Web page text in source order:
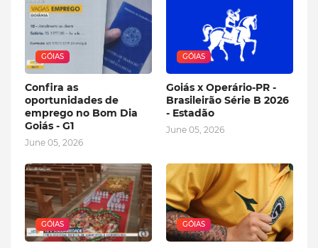
GÓIAS
Confira as
oportunidades de
emprego no Bom Dia
Goiás - G1
June 05, 2026
GÓIAS
Goiás x Operário-PR -
Brasileirão Série B 2026
- Estadão
June 05, 2026
GÓIAS GÓIAS